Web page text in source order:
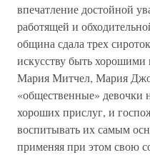
впечатление достойной
работящей и
община сдала трех
искусству быть
Мария Митчел, Мария
«общественные» девочки
хороших прислуг, и
воспитывать их самым
применяя при этом свою